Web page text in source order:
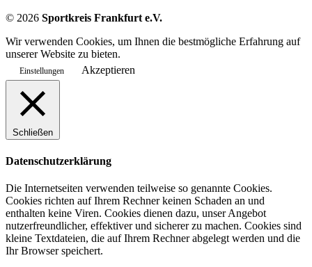
© 2026 Sportkreis Frankfurt e.V.
Wir verwenden Cookies, um Ihnen die bestmögliche Erfahrung auf
unserer Website zu bieten.
Einstellungen Akzeptieren
Schließen
Datenschutzerklärung
Die Internetseiten verwenden teilweise so genannte Cookies.
Cookies richten auf Ihrem Rechner keinen Schaden an und
enthalten keine Viren. Cookies dienen dazu, unser Angebot
nutzerfreundlicher, effektiver und sicherer zu machen. Cookies sind
kleine Textdateien, die auf Ihrem Rechner abgelegt werden und die
Ihr Browser speichert.